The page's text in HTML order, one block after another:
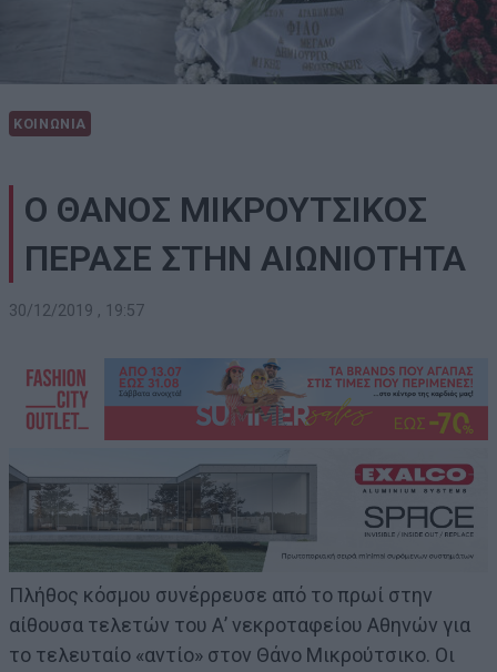
ΚΟΙΝΩΝΙΑ
Ο ΘΑΝΟΣ ΜΙΚΡΟΥΤΣΙΚΟΣ
ΠΕΡΑΣΕ ΣΤΗΝ ΑΙΩΝΙΟΤΗΤΑ
30/12/2019 , 19:57
Πλήθος κόσμου συνέρρευσε από το πρωί στην
αίθουσα τελετών του Α’ νεκροταφείου Αθηνών για
το τελευταίο «αντίο» στον Θάνο Μικρούτσικο. Οι